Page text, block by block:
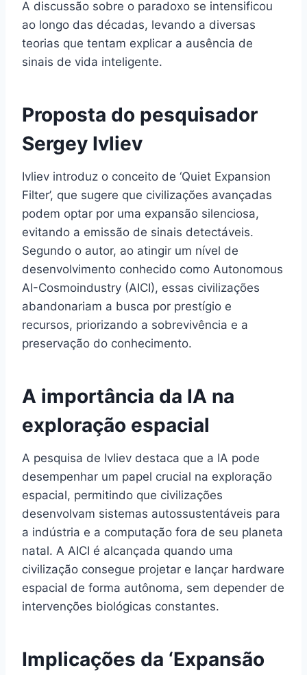
A discussão sobre o paradoxo se intensificou
ao longo das décadas, levando a diversas
teorias que tentam explicar a ausência de
sinais de vida inteligente.
Proposta do pesquisador
Sergey Ivliev
Ivliev introduz o conceito de ‘Quiet Expansion
Filter’, que sugere que civilizações avançadas
podem optar por uma expansão silenciosa,
evitando a emissão de sinais detectáveis.
Segundo o autor, ao atingir um nível de
desenvolvimento conhecido como Autonomous
AI-Cosmoindustry (AICI), essas civilizações
abandonariam a busca por prestígio e
recursos, priorizando a sobrevivência e a
preservação do conhecimento.
A importância da IA na
exploração espacial
A pesquisa de Ivliev destaca que a IA pode
desempenhar um papel crucial na exploração
espacial, permitindo que civilizações
desenvolvam sistemas autossustentáveis para
a indústria e a computação fora de seu planeta
natal. A AICI é alcançada quando uma
civilização consegue projetar e lançar hardware
espacial de forma autônoma, sem depender de
intervenções biológicas constantes.
Implicações da ‘Expansão